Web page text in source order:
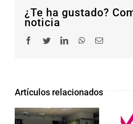
¿Te ha gustado?
noticia
Facebook
TwitterLinkedInWhatsApp
Correo
Artículos relacionados